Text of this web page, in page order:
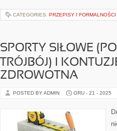
CATEGORIES: PRZEPISY I FORMALNOŚCI
SPORTY SIŁOWE
TRÓJBÓJ) I
ZDROWOTNA
POSTED BY ADMIN GRU - 21 - 2025